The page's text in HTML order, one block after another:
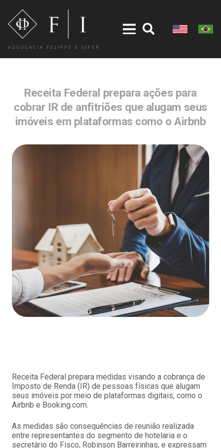
Receita Federal prepara ações para
cobrar IR de anfitriões que alugam seus
imóveis em plataformas como o Airbnb
Receita Federal prepara medidas visando a cobrança de
Imposto de Renda (IR) de pessoas físicas que alugam
seus imóveis por meio de plataformas digitais, como o
Airbnb e Booking.com.
As medidas são consequências de reunião realizada
entre representantes do segmento de hotelaria e o
secretário do Fisco, Robinson Barreirinhas, e expressam